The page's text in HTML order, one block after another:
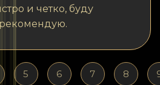
и четко, буду
5 6 7 8